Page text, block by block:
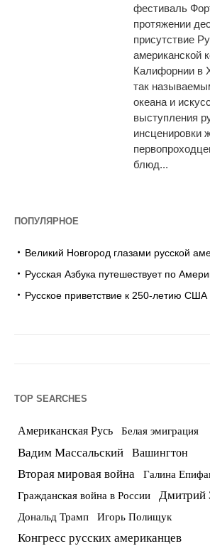
фестиваль
протяжении
присутствие
американской
Калифорнии в
так
океана и
выступления
инсценировки
блюд...
ПОПУЛЯРНОЕ
Великий Новгород глазами русской
Русская Азбука путешествует по
Русское приветствие к 250-летию США
TOP SEARCHES
Американская Русь Белая эмиграция
Вадим Массальский Вашингтон
Вторая мировая война Галина
Гражданская война в России Дмитрий
Дональд Трамп Игорь Полищук
Конгресс русских американцев